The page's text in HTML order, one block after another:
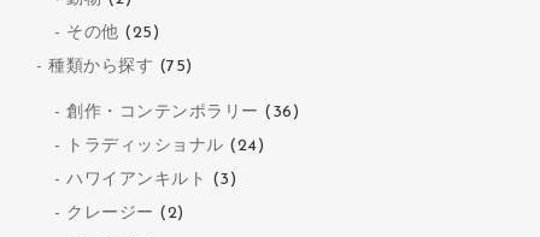
その他 (25)
種類から探す (75)
創作・コンテンポラリー (36)
トラディッショナル (24)
ハワイアンキルト (3)
クレージー (2)